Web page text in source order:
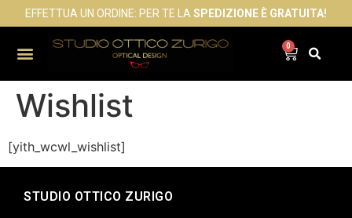
EFFETTUA UN ORDINE: PER TE LA SPEDIZIONE È GRATUITA!
0
Wishlist
[yith_wcwl_wishlist]
STUDIO OTTICO ZURIGO